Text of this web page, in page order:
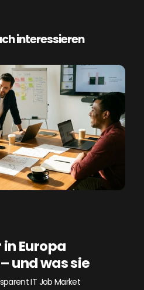
interessieren
Europa
und was sie
IT Job Market